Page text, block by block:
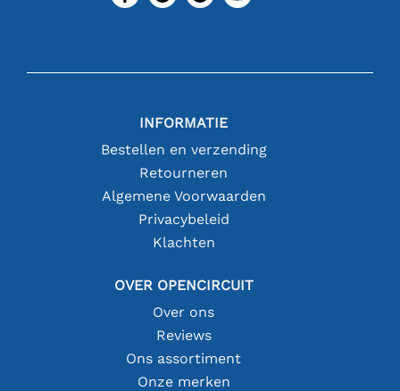
INFORMATIE
Bestellen en verzending
Retourneren
Algemene Voorwaarden
Privacybeleid
Klachten
OVER OPENCIRCUIT
Over ons
Reviews
Ons assortiment
Onze merken